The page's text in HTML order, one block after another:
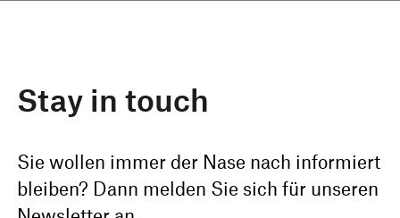
Stay in touch
Sie wollen immer der Nase nach informiert
bleiben? Dann melden Sie sich für unseren